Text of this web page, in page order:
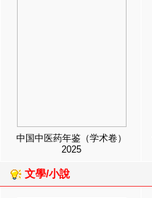
中国中医药年鉴（学术卷）
2025
文學/小說